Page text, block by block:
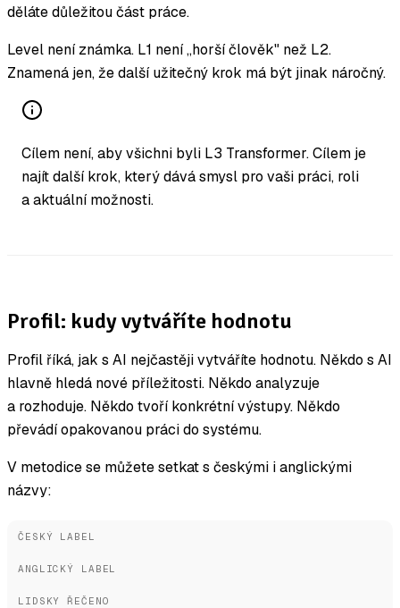
děláte důležitou část práce.
Level není známka. L1 není „horší člověk" než L2.
Znamená jen, že další užitečný krok má být jinak náročný.
Cílem není, aby všichni byli L3 Transformer. Cílem je
najít další krok, který dává smysl pro vaši práci, roli
a aktuální možnosti.
Profil: kudy vytváříte hodnotu
Profil říká, jak s AI nejčastěji vytváříte hodnotu. Někdo s AI
hlavně hledá nové příležitosti. Někdo analyzuje
a rozhoduje. Někdo tvoří konkrétní výstupy. Někdo
převádí opakovanou práci do systému.
V metodice se můžete setkat s českými i anglickými
názvy:
ČESKÝ LABEL
ANGLICKÝ LABEL
LIDSKY ŘEČENO